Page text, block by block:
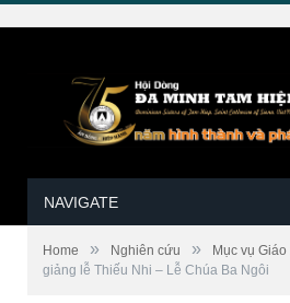
NAVIGATE
Home » Nghiên cứu » Mục vụ
giảng lễ Thiếu Nhi – Lễ Chúa Ba Ngôi